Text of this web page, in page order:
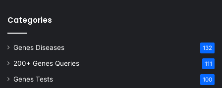
Categories
Genes Diseases 132
200+ Genes Queries 111
Genes Tests 100